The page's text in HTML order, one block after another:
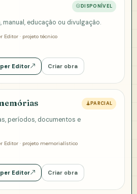
DISPONÍVEL
manual, educação ou divulgação.
Editor · projeto técnico
Editor Criar obra
PARCIAL
períodos, documentos e
Editor · projeto memorialístico
Editor Criar obra